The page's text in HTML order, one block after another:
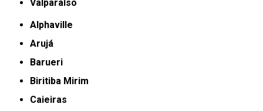
Valparaíso
Alphaville
Arujá
Barueri
Biritiba Mirim
Caieiras